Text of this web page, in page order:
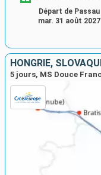
Départ de Passau
mar. 31 août 2027
HONGRIE,
5 jours, MS Douce